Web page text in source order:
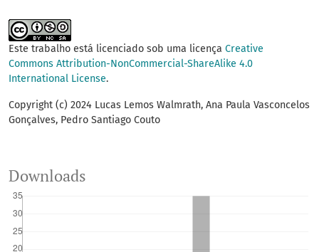
Este trabalho está licenciado sob uma licença Creative
Commons Attribution-NonCommercial-ShareAlike 4.0
International License.
Copyright (c) 2024 Lucas Lemos Walmrath, Ana Paula Vasconcelos
Gonçalves, Pedro Santiago Couto
Downloads